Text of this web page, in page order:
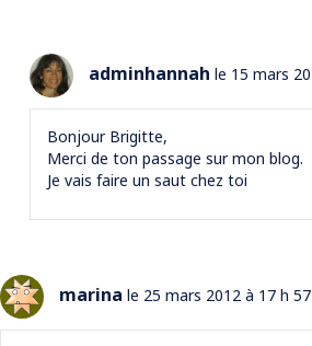
adminhannah le 15 mars
Bonjour Brigitte,
Merci de ton passage sur mon blog.
Je vais faire un saut chez toi
marina le 25 mars 2012 à 17 h